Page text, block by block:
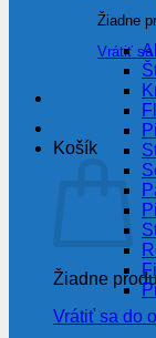
Žiadne
Vrátiť sa
Košík
Žiadne
Vrátiť sa do